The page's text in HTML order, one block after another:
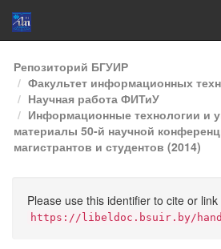
Skip
navigation
Репозиторий БГУИР
Факультет информационных
Научная работа ФИТиУ
Информационные технологии и
материалы 50-й научной
магистрантов и студентов (2014)
Please use this identifier to cite or
https://libeldoc.bsuir.by/